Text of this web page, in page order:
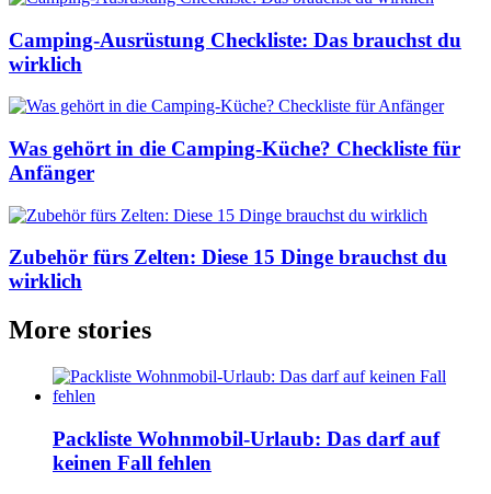
Camping-Ausrüstung Checkliste: Das brauchst du
wirklich
Was gehört in die Camping-Küche? Checkliste für
Anfänger
Zubehör fürs Zelten: Diese 15 Dinge brauchst du
wirklich
More stories
Packliste Wohnmobil-Urlaub: Das darf auf
keinen Fall fehlen